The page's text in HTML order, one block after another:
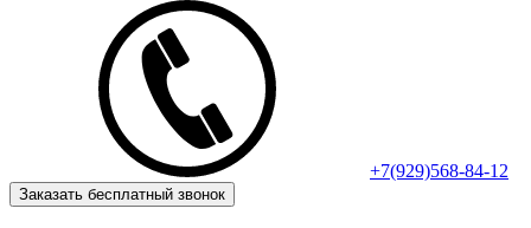
+7(929)568-84-12
Заказать бесплатный звонок